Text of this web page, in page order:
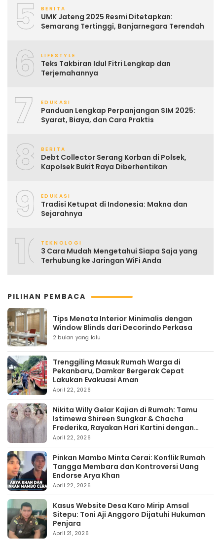
5 BERITA
UMK Jateng 2025 Resmi Ditetapkan:
Semarang Tertinggi, Banjarnegara Terendah
6 LIFESTYLE
Teks Takbiran Idul Fitri Lengkap dan
Terjemahannya
7 EDUKASI
Panduan Lengkap Perpanjangan SIM 2025:
Syarat, Biaya, dan Cara Praktis
8 BERITA
Debt Collector Serang Korban di Polsek,
Kapolsek Bukit Raya Diberhentikan
9 EDUKASI
Tradisi Ketupat di Indonesia: Makna dan
Sejarahnya
10TEKNOLOGI
3 Cara Mudah Mengetahui Siapa Saja yang
Terhubung ke Jaringan WiFi Anda
PILIHAN PEMBACA
Tips Menata Interior Minimalis dengan
Window Blinds dari Decorindo Perkasa
2 bulan yang lalu
Trenggiling Masuk Rumah Warga di
Pekanbaru, Damkar Bergerak Cepat
Lakukan Evakuasi Aman
April 22, 2026
Nikita Willy Gelar Kajian di Rumah: Tamu
Istimewa Shireen Sungkar & Chacha
Frederika, Rayakan Hari Kartini dengan
Kehangatan
April 22, 2026
Pinkan Mambo Minta Cerai: Konflik Rumah
Tangga Membara dan Kontroversi Uang
Endorse Arya Khan
April 22, 2026
Kasus Website Desa Karo Mirip Amsal
Sitepu: Toni Aji Anggoro Dijatuhi Hukuman
Penjara
April 21, 2026